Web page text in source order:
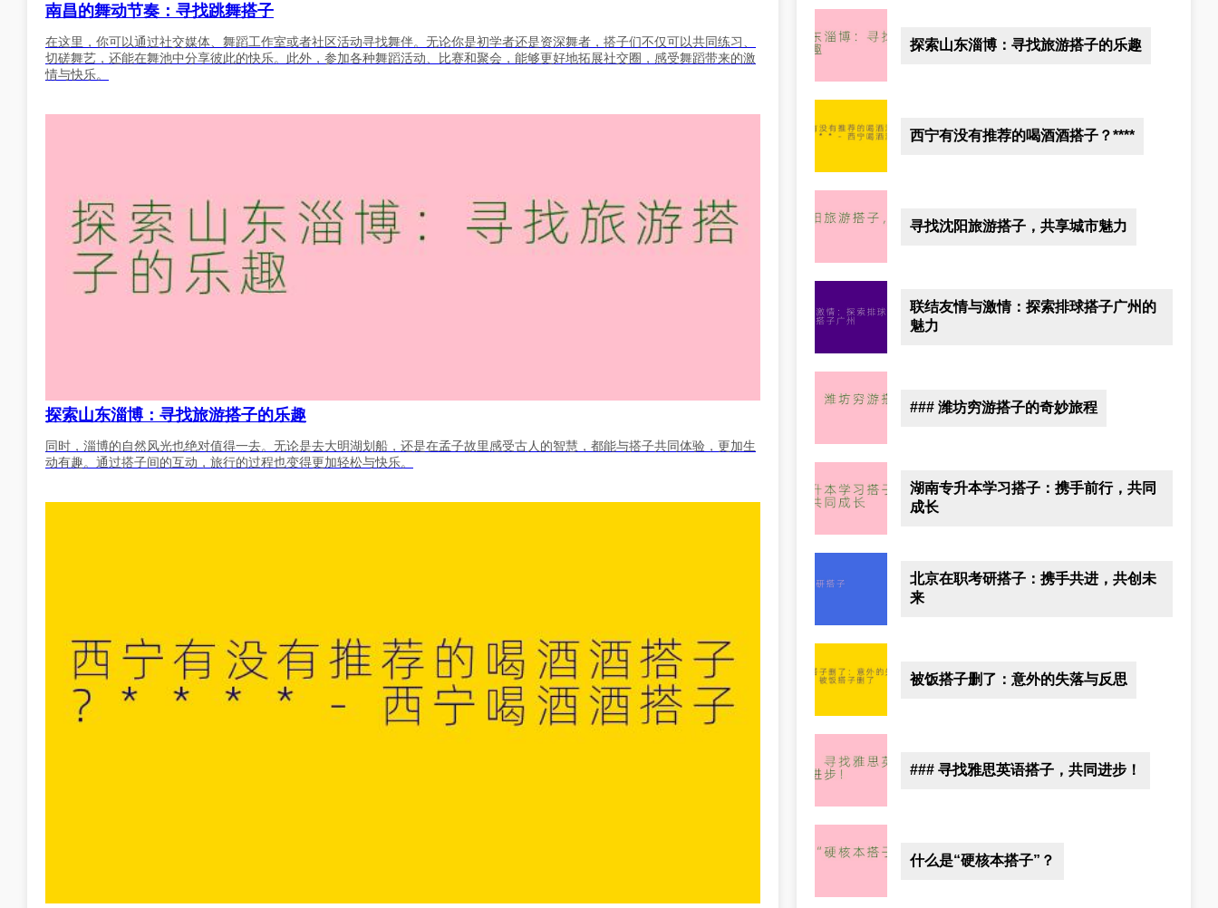
南昌的舞动节奏：寻找跳舞搭子
在这里，你可以通过社交媒体、舞蹈工作室或者社区活动寻找舞伴。无论你是初学者还是资深舞者，搭子们不仅可以共同练习、
切磋舞艺，还能在舞池中分享彼此的快乐。此外，参加各种舞蹈活动、比赛和聚会，能够更好地拓展社交圈，感受舞蹈带来的激
情与快乐。
探索山东淄博：寻找旅游搭子的乐趣
同时，淄博的自然风光也绝对值得一去。无论是去大明湖划船，还是在孟子故里感受古人的智慧，都能与搭子共同体验，更加生
动有趣。通过搭子间的互动，旅行的过程也变得更加轻松与快乐。
探索山东淄博：寻找旅游搭子的乐趣
西宁有没有推荐的喝酒酒搭子？****
寻找沈阳旅游搭子，共享城市魅力
联结友情与激情：探索排球搭子广州的
魅力
### 潍坊穷游搭子的奇妙旅程
湖南专升本学习搭子：携手前行，共同
成长
北京在职考研搭子：携手共进，共创未
来
被饭搭子删了：意外的失落与反思
### 寻找雅思英语搭子，共同进步！
什么是“硬核本搭子”？